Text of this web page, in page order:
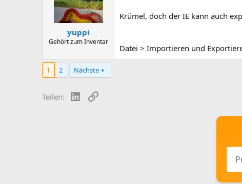
yuppi
Gehört zum Inventar
Krümel, doch der IE kann auch
Datei > Importieren und
1 2 Nächste
Teilen: LinkedIn
Link